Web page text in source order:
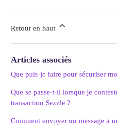
Retour en haut
Articles associés
Que puis-je faire pour sécuriser
Que se passe-t-il lorsque je
transaction Sezzle ?
Comment envoyer un message à